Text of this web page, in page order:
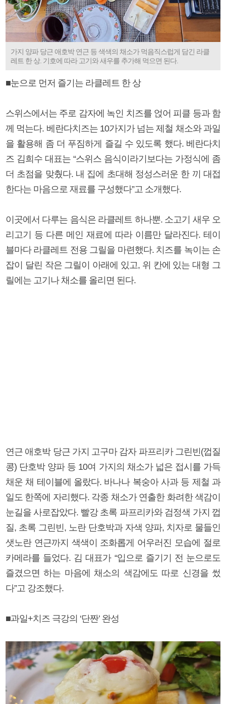
가지 양파 당근 애호박 연근 등 색색의 채소가 먹음직스럽게 담긴 라클
레트 한 상. 기호에 따라 고기와 새우를 추가해 먹으면 된다.
■눈으로 먼저 즐기는 라클레트 한 상
스위스에서는 주로 감자에 녹인 치즈를 얹어 피클 등과 함
께 먹는다. 베란다치즈는 10가지가 넘는 제철 채소와 과일
을 활용해 좀 더 푸짐하게 즐길 수 있도록 했다. 베란다치
즈 김희수 대표는 “스위스 음식이라기보다는 가정식에 좀
더 초점을 맞췄다. 내 집에 초대해 정성스러운 한 끼 대접
한다는 마음으로 재료를 구성했다”고 소개했다.
이곳에서 다루는 음식은 라클레트 하나뿐. 소고기 새우 오
리고기 등 다른 메인 재료에 따라 이름만 달라진다. 테이
블마다 라클레트 전용 그릴을 마련했다. 치즈를 녹이는 손
잡이 달린 작은 그릴이 아래에 있고, 위 칸에 있는 대형 그
릴에는 고기나 채소를 올리면 된다.
연근 애호박 당근 가지 고구마 감자 파프리카 그린빈(껍질
콩) 단호박 양파 등 10여 가지의 채소가 넓은 접시를 가득
채운 채 테이블에 올랐다. 바나나 복숭아 사과 등 제철 과
일도 한쪽에 자리했다. 각종 채소가 연출한 화려한 색감이
눈길을 사로잡았다. 빨강 초록 파프리카와 검정색 가지 껍
질, 초록 그린빈, 노란 단호박과 자색 양파, 치자로 물들인
샛노란 연근까지 색색이 조화롭게 어우러진 모습에 절로
카메라를 들었다. 김 대표가 “입으로 즐기기 전 눈으로도
즐겼으면 하는 마음에 채소의 색감에도 따로 신경을 썼
다”고 강조했다.
■과일+치즈 극강의 ‘단짠’ 완성